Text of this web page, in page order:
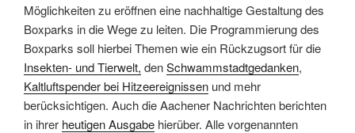
Möglichkeiten zu eröffnen eine nachhaltige Gestaltung des
Boxparks in die Wege zu leiten. Die Programmierung des
Boxparks soll hierbei Themen wie ein Rückzugsort für die
Insekten- und Tierwelt, denSchwammstadtgedanken,
Kaltluftspender bei Hitzeereignissen und mehr
berücksichtigen. Auch die Aachener Nachrichten berichten
in ihrer heutigen Ausgabe hierüber. Alle vorgenannten